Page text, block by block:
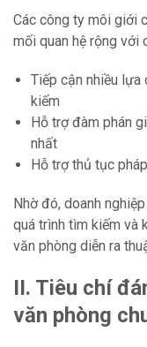
Các công ty môi giới
mối quan hệ rộng với
Tiếp cận nhiều
kiếm
Hỗ trợ đàm phán
nhất
Hỗ trợ thủ tục
Nhờ đó, doanh
quá trình tìm kiếm và
văn phòng diễn ra
II. Tiêu chí
văn phòng